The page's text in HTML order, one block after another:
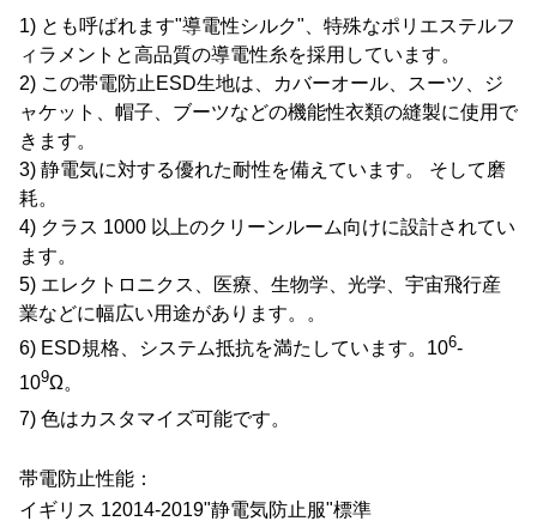
1) とも呼ばれます"導電性シルク"、特殊なポリエステルフ
ィラメントと高品質の導電性糸を採用しています。
2) この帯電防止ESD生地は、カバーオール、スーツ、ジ
ャケット、帽子、ブーツなどの機能性衣類の縫製に使用で
きます。
3) 静電気に対する優れた耐性を備えています。
そして磨
耗。
4) クラス 1000 以上のクリーンルーム向けに設計されてい
ます。
5) エレクトロニクス、医療、生物学、光学、宇宙飛行産
業などに幅広い用途があります。
。
6) ESD規格、システム抵抗を満たしています。 106-
109Ω。
7) 色はカスタマイズ可能です。
帯電防止性能：
イギリス 12014-2019"静電気防止服"標準